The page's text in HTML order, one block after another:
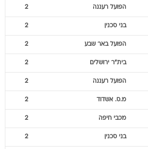
הפועל רעננה 2
בני סכנין 2
הפועל באר שבע 2
בית"ר ירושלים 2
הפועל רעננה 2
מ.ס. אשדוד 2
מכבי חיפה 2
בני סכנין 2